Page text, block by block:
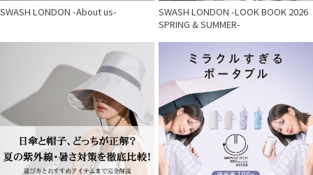
SWASH LONDON -About us-
SWASH LONDON -LOOK BOOK 2026
SPRING & SUMMER-